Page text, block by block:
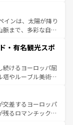
マルフィ海岸の絶
の合間には、本場の
を堪能することも
旅をしてみよう！
インは、太陽が降り
まで、多彩な自然
メンコ、熱気あふ
の一部となってい
気や、バルセロナの
ローマ遺跡や中世
スペインはその個
る。 なお、新着のスペイン情報は コ
・有名観光スポ
続けるヨーロッパ屈
やルーブル美術館
宮殿、歴史的な大
然が、訪れる者を心
の国としても知ら
交差するヨーロッパ
るロマンチック街